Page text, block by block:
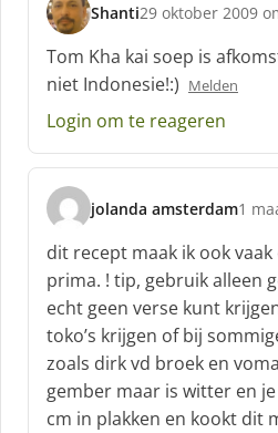
Shanti
s
c
h
r
e
f
29 oktober 2009
Tom Kha kai soep is
niet Indonesie!:) Melden
Login om te reageren
jolanda amsterdam
s
h
r
e
e
f
:
1
dit recept maak ik ook
prima. ! tip, gebruik alleen
echt geen verse kunt
toko’s krijgen of bij
zoals dirk vd broek en
gember maar is witter en
cm in plakken en kookt dit